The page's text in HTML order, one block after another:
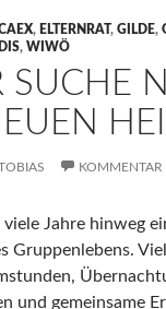
, ELTERNRAT, GILDE,
, WIWÖ
SUCHE
KOMMENTAR
viele Jahre hinweg
Gruppenlebens.
und gemeinsame